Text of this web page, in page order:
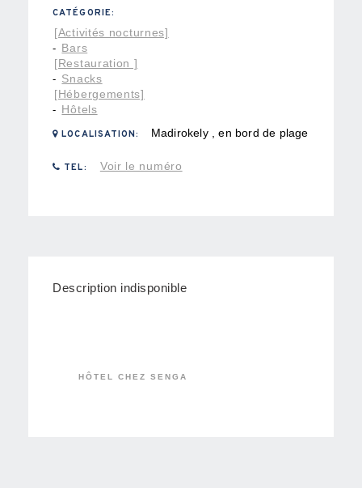
CATÉGORIE:
[Activités nocturnes]
- Bars
[Restauration ]
- Snacks
[Hébergements]
- Hôtels
LOCALISATION: Madirokely , en bord de plage
TEL: Voir le numéro
Description indisponible
HÔTEL CHEZ SENGA